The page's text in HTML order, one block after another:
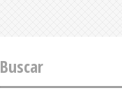
Buscar